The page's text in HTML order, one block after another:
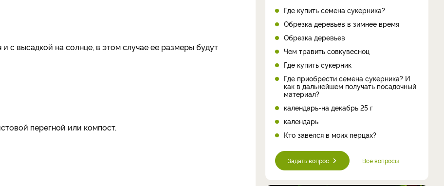
с высадкой на солнце, в этом случае ее размеры будут
перегной или компост.
Где купить семена сукерника?
Обрезка деревьев в зимнее время
Обрезка деревьев
Чем травить совкувесноц
Где купить сукерник
Где приобрести семена сукерника? И
как в дальнейшем получать посадочный
материал?
календарь-на декабрь 25 г
календарь
Кто завелся в моих перцах?
Задать вопрос Все вопросы